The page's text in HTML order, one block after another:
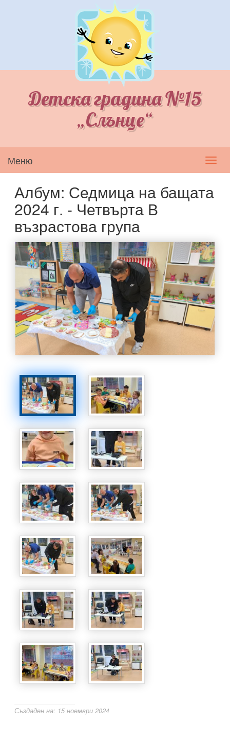
Детска градина №15
„Слънце“
Меню
Албум: Седмица на бащата
2024 г. - Четвърта В
възрастова група
Създаден на: 15 ноември 2024